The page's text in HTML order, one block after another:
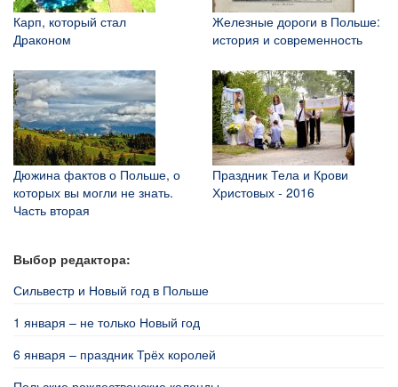
Карп, который стал
Драконом
Железные дороги в Польше:
история и современность
Дюжина фактов о Польше, о
которых вы могли не знать.
Часть вторая
Праздник Тела и Крови
Христовых - 2016
Выбор редактора:
Сильвестр и Новый год в Польше
1 января – не только Новый год
6 января – праздник Трёх королей